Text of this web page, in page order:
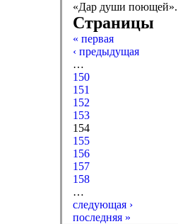
«Дар души поющей».
Страницы
« первая
‹ предыдущая
…
150
151
152
153
154
155
156
157
158
…
следующая ›
последняя »